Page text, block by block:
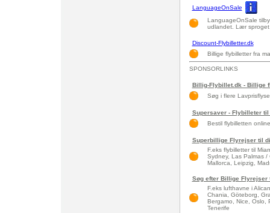
LanguageOnSale
LanguageOnSale
udlandet. Lær
Discount-Flybilletter.dk
Billige flybilletter fra
SPONSORLINKS
Billig-Flybillet.dk - Billige
Søg i flere
Supersaver - Flybilleter
Bestil flybilletten
Superbillige Flyrejser til
F.eks flybilletter til
Sydney, Las Palmas /
Mallorca, Leipzig,
Søg efter Billige Flyrejser
F.eks lufthavne i
Chania, Göteborg,
Bergamo, Nice, Oslo,
Tenerife